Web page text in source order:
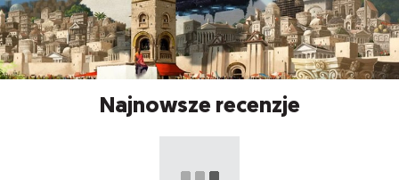
Najnowsze recenzje